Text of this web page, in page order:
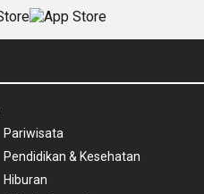
Pariwisata
Pendidikan & Kesehatan
Hiburan